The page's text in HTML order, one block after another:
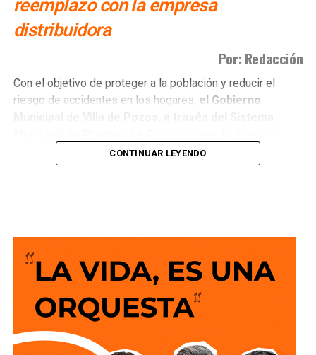
reemplazo con la empresa
distribuidora
Por: Redacción
Con el objetivo de proteger a la población y reducir el
riesgo de accidentes en los hogares, el Gobierno
reportes por fugas de ga
que registra entre tres y cuatro intervenciones diarias en
distintos sectores del municipio.
60 servicios al mes relacionados con fugas de gas.
recibir un reporte, personal operativo y voluntario
debidamente capacitado acude al domicilio para
controlar la situación mediante el retiro del cilindro
dañado y la liberación segura del gas
eliminar cualquier ri esgo para las familias.
CONTINUAR LEYENDO